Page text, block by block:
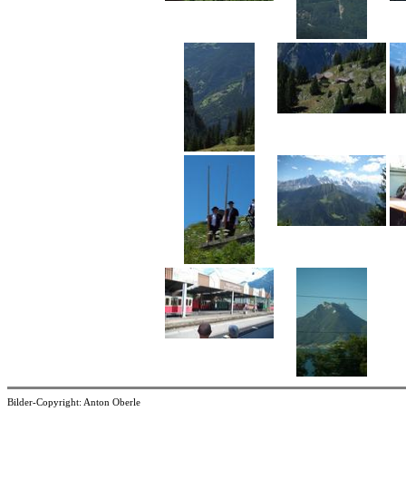
Bilder-Copyright: Anton Oberle